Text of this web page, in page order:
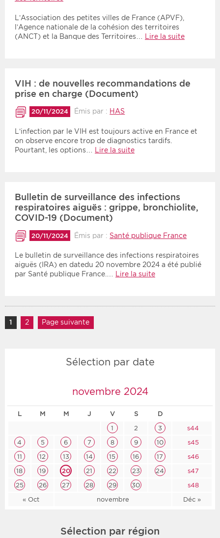
L’Association des petites villes de France (APVF),
l’Agence nationale de la cohésion des territoires
(ANCT) et la Banque des Territoires…
Lire la suite
VIH : de nouvelles recommandations de
prise en charge (Document)
20/11/2024 Émis par : HAS
L’infection par le VIH est toujours active en France et
on observe encore trop de diagnostics tardifs.
Pourtant, les options…
Lire la suite
Bulletin de surveillance des infections
respiratoires aiguës : grippe, bronchiolite,
COVID-19 (Document)
20/11/2024 Émis par : Santé publique France
Le bulletin de surveillance des infections respiratoires
aiguës (IRA) en datedu 20 novembre 2024 a été publié
par Santé publique France.…
Lire la suite
Navigation des articles
Page
1 Page
2 Page suivante
Sélection par date
novembre 2024
L M M J V S D
« Oct novembre Déc »
1 2 3
s44
4
5 6 7 8 9 10
s45
11
12 13 14 15 16 17
s46
18
19 20 21 22 23 24
s47
25
26 27 28 29 30 s48
Sélection par région